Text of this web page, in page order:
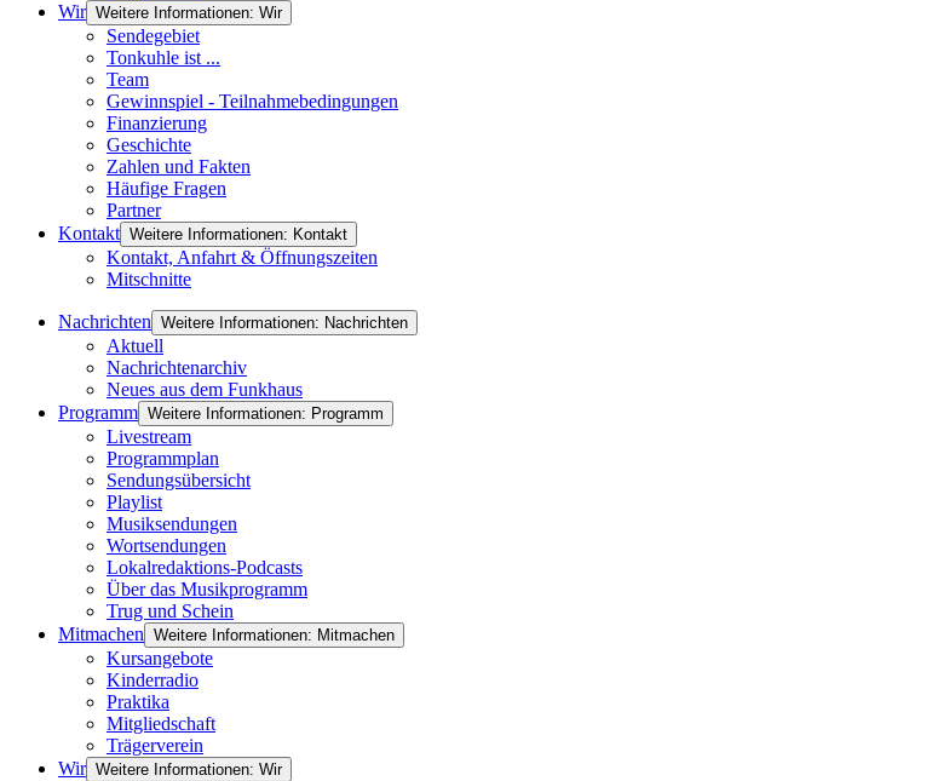
Wir Weitere Informationen: Wir
Sendegebiet
Tonkuhle ist ...
Team
Gewinnspiel - Teilnahmebedingungen
Finanzierung
Geschichte
Zahlen und Fakten
Häufige Fragen
Partner
Kontakt Weitere Informationen: Kontakt
Kontakt, Anfahrt & Öffnungszeiten
Mitschnitte
Nachrichten Weitere Informationen: Nachrichten
Aktuell
Nachrichtenarchiv
Neues aus dem Funkhaus
Programm Weitere Informationen: Programm
Livestream
Programmplan
Sendungsübersicht
Playlist
Musiksendungen
Wortsendungen
Lokalredaktions-Podcasts
Über das Musikprogramm
Trug und Schein
Mitmachen Weitere Informationen: Mitmachen
Kursangebote
Kinderradio
Praktika
Mitgliedschaft
Trägerverein
Wir Weitere Informationen: Wir